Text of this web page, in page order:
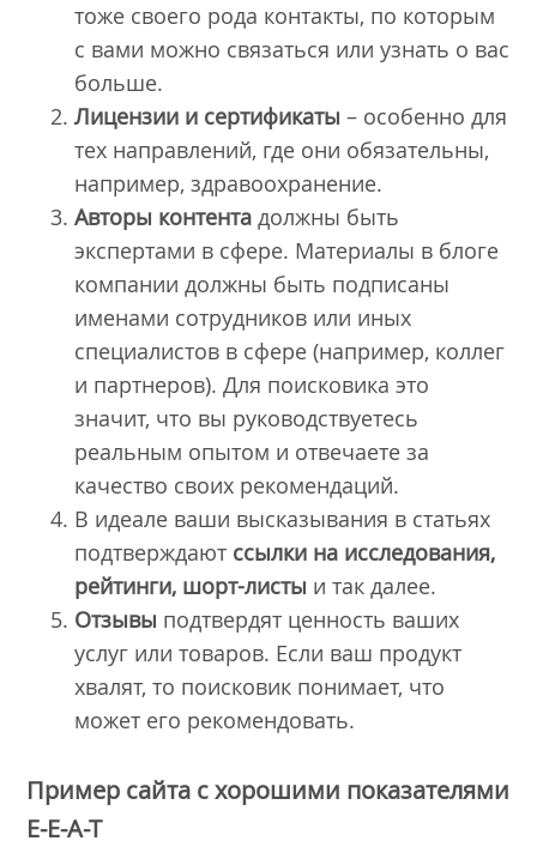
тоже своего рода контакты, по которым
с вами можно связаться или узнать о вас
больше.
Лицензии и сертификаты – особенно для
тех направлений, где они обязательны,
например, здравоохранение.
Авторы контента должны быть
экспертами в сфере. Материалы в блоге
компании должны быть подписаны
именами сотрудников или иных
специалистов в сфере (например, коллег
и партнеров). Для поисковика это
значит, что вы руководствуетесь
реальным опытом и отвечаете за
качество своих рекомендаций.
В идеале ваши высказывания в статьях
подтверждают ссылки на исследования,
рейтинги, шорт-листы и так далее.
Отзывы подтвердят ценность ваших
услуг или товаров. Если ваш продукт
хвалят, то поисковик понимает, что
может его рекомендовать.
Пример сайта с хорошими показателями
E-E-A-T